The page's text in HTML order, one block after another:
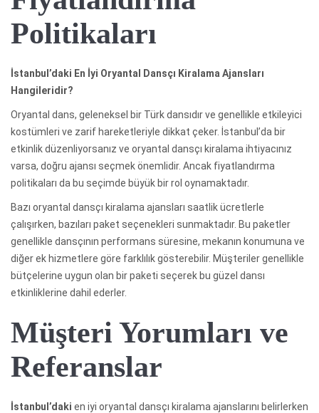
Politikaları
İstanbul’daki En İyi Oryantal Dansçı Kiralama Ajansları
Hangileridir?
Oryantal dans, geleneksel bir Türk dansıdır ve genellikle etkileyici
kostümleri ve zarif hareketleriyle dikkat çeker. İstanbul’da bir
etkinlik düzenliyorsanız ve oryantal dansçı kiralama ihtiyacınız
varsa, doğru ajansı seçmek önemlidir. Ancak fiyatlandırma
politikaları da bu seçimde büyük bir rol oynamaktadır.
Bazı oryantal dansçı kiralama ajansları saatlik ücretlerle
çalışırken, bazıları paket seçenekleri sunmaktadır. Bu paketler
genellikle dansçının performans süresine, mekanın konumuna ve
diğer ek hizmetlere göre farklılık gösterebilir. Müşteriler genellikle
bütçelerine uygun olan bir paketi seçerek bu güzel dansı
etkinliklerine dahil ederler.
Müşteri Yorumları ve
Referanslar
İstanbul’daki en iyi oryantal dansçı kiralama ajanslarını belirlerken